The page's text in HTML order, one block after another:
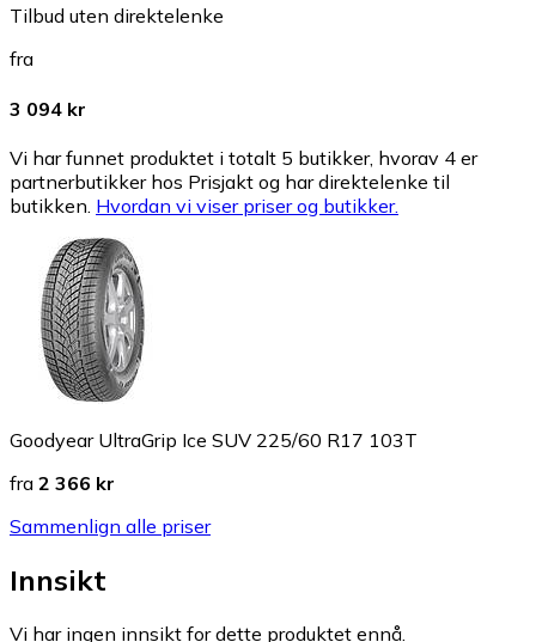
Tilbud uten direktelenke
fra
3 094 kr
Vi har funnet produktet i totalt 5 butikker, hvorav 4 er
partnerbutikker hos Prisjakt og har direktelenke til
butikken. Hvordan vi viser priser og butikker.
Goodyear UltraGrip Ice SUV 225/60 R17 103T
fra 2 366 kr
Sammenlign alle priser
Innsikt
Vi har ingen innsikt for dette produktet ennå.